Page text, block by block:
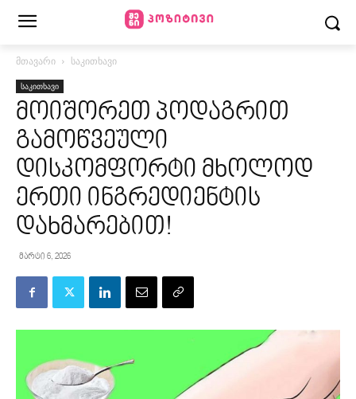
მთავარი საკითხავი
საკითხავი
მოიშორეთ პოდაგრით
გამოწვეული
დისკომფორტი მხოლოდ
ერთი ინგრედიენტის
დახმარებით!
მარტი 6, 2026